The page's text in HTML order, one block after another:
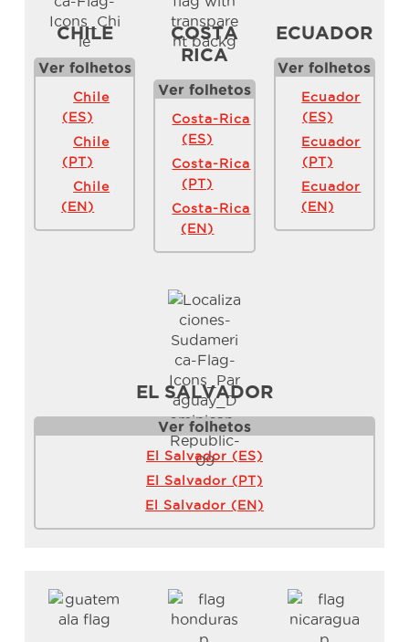
CHILE
Ver folhetos
Chile
(ES)
Chile
(PT)
Chile
(EN)
COSTA
RICA
Ver folhetos
Costa-Rica
(ES)
Costa-Rica
(PT)
Costa-Rica
(EN)
ECUADOR
Ver folhetos
Ecuador
(ES)
Ecuador
(PT)
Ecuador
(EN)
EL SALVADOR
Ver folhetos
El Salvador (ES)
El Salvador (PT)
El Salvador (EN)